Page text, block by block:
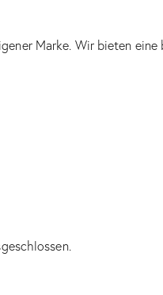
Marke. Wir bieten eine